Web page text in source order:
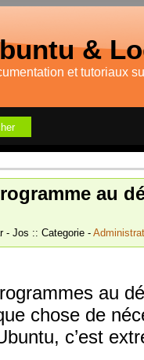
&
et tutoriaux
au
- Jos :: Categorie -
au
chose de
c’est